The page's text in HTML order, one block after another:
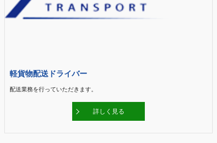
軽貨物配送ドライバー
配送業務を行っていただきます。
詳しく見る